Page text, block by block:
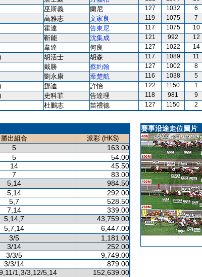
巫斯義 蘭尼 127 1032 6
高雅志 文家良 119 1075 7
霍達 告東尼 117 1075 10
靳能 沈集成 121 992 12
韋達 何良 127 1022 14
胡活士 胡森 117 1089 11
戴勝 蔡約翰 127 1002 8
劉永康 葉楚航 116 1038 5
鄧迪 許怡 122 1150 1
史科菲 告達理 118 981 9
杜鵬志 苗禮德 127 1150 2
勝出組合
派彩 (HK$)
5 163.00
5
54.00
14
45.50
7
83.00
5,14 984.50
5,14
292.00
5,7
528.50
7,14
339.00
5,14,7 43,759.00
5,7,14 6,447.00
3/5
1,181.00
3/14
252.00
3/3/5
9,749.00
3/3/14
879.00
1,3/3,12/5,14 152,639.00
賽事沿途走位圖片